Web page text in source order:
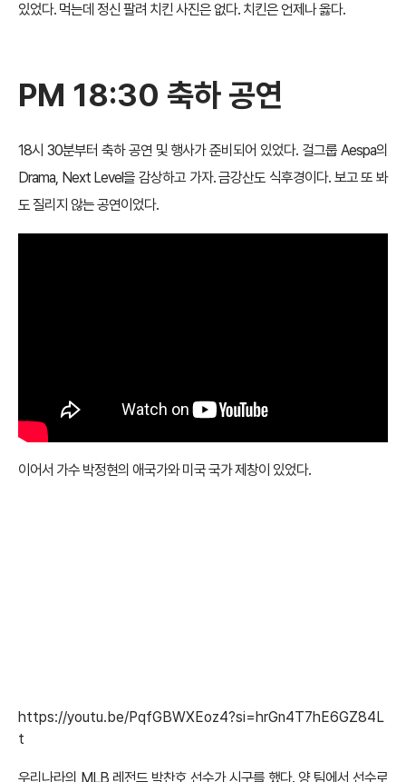
있었다. 먹는데 정신 팔려 치킨 사진은 없다. 치킨은 언제나 옳다.
PM 18:30 축하 공연
18시 30분부터 축하 공연 및 행사가 준비되어 있었다. 걸그룹 Aespa의
Drama, Next Level을 감상하고 가자. 금강산도 식후경이다. 보고 또 봐
도 질리지 않는 공연이었다.
이어서 가수 박정현의 애국가와 미국 국가 제창이 있었다.
https://youtu.be/PqfGBWXEoz4?si=hrGn4T7hE6GZ84L
t
우리나라의 MLB 레전드 박찬호 선수가 시구를 했다. 양 팀에서 선수로